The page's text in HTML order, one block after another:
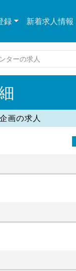
録 新着求人情報
ターの求人
画の求人